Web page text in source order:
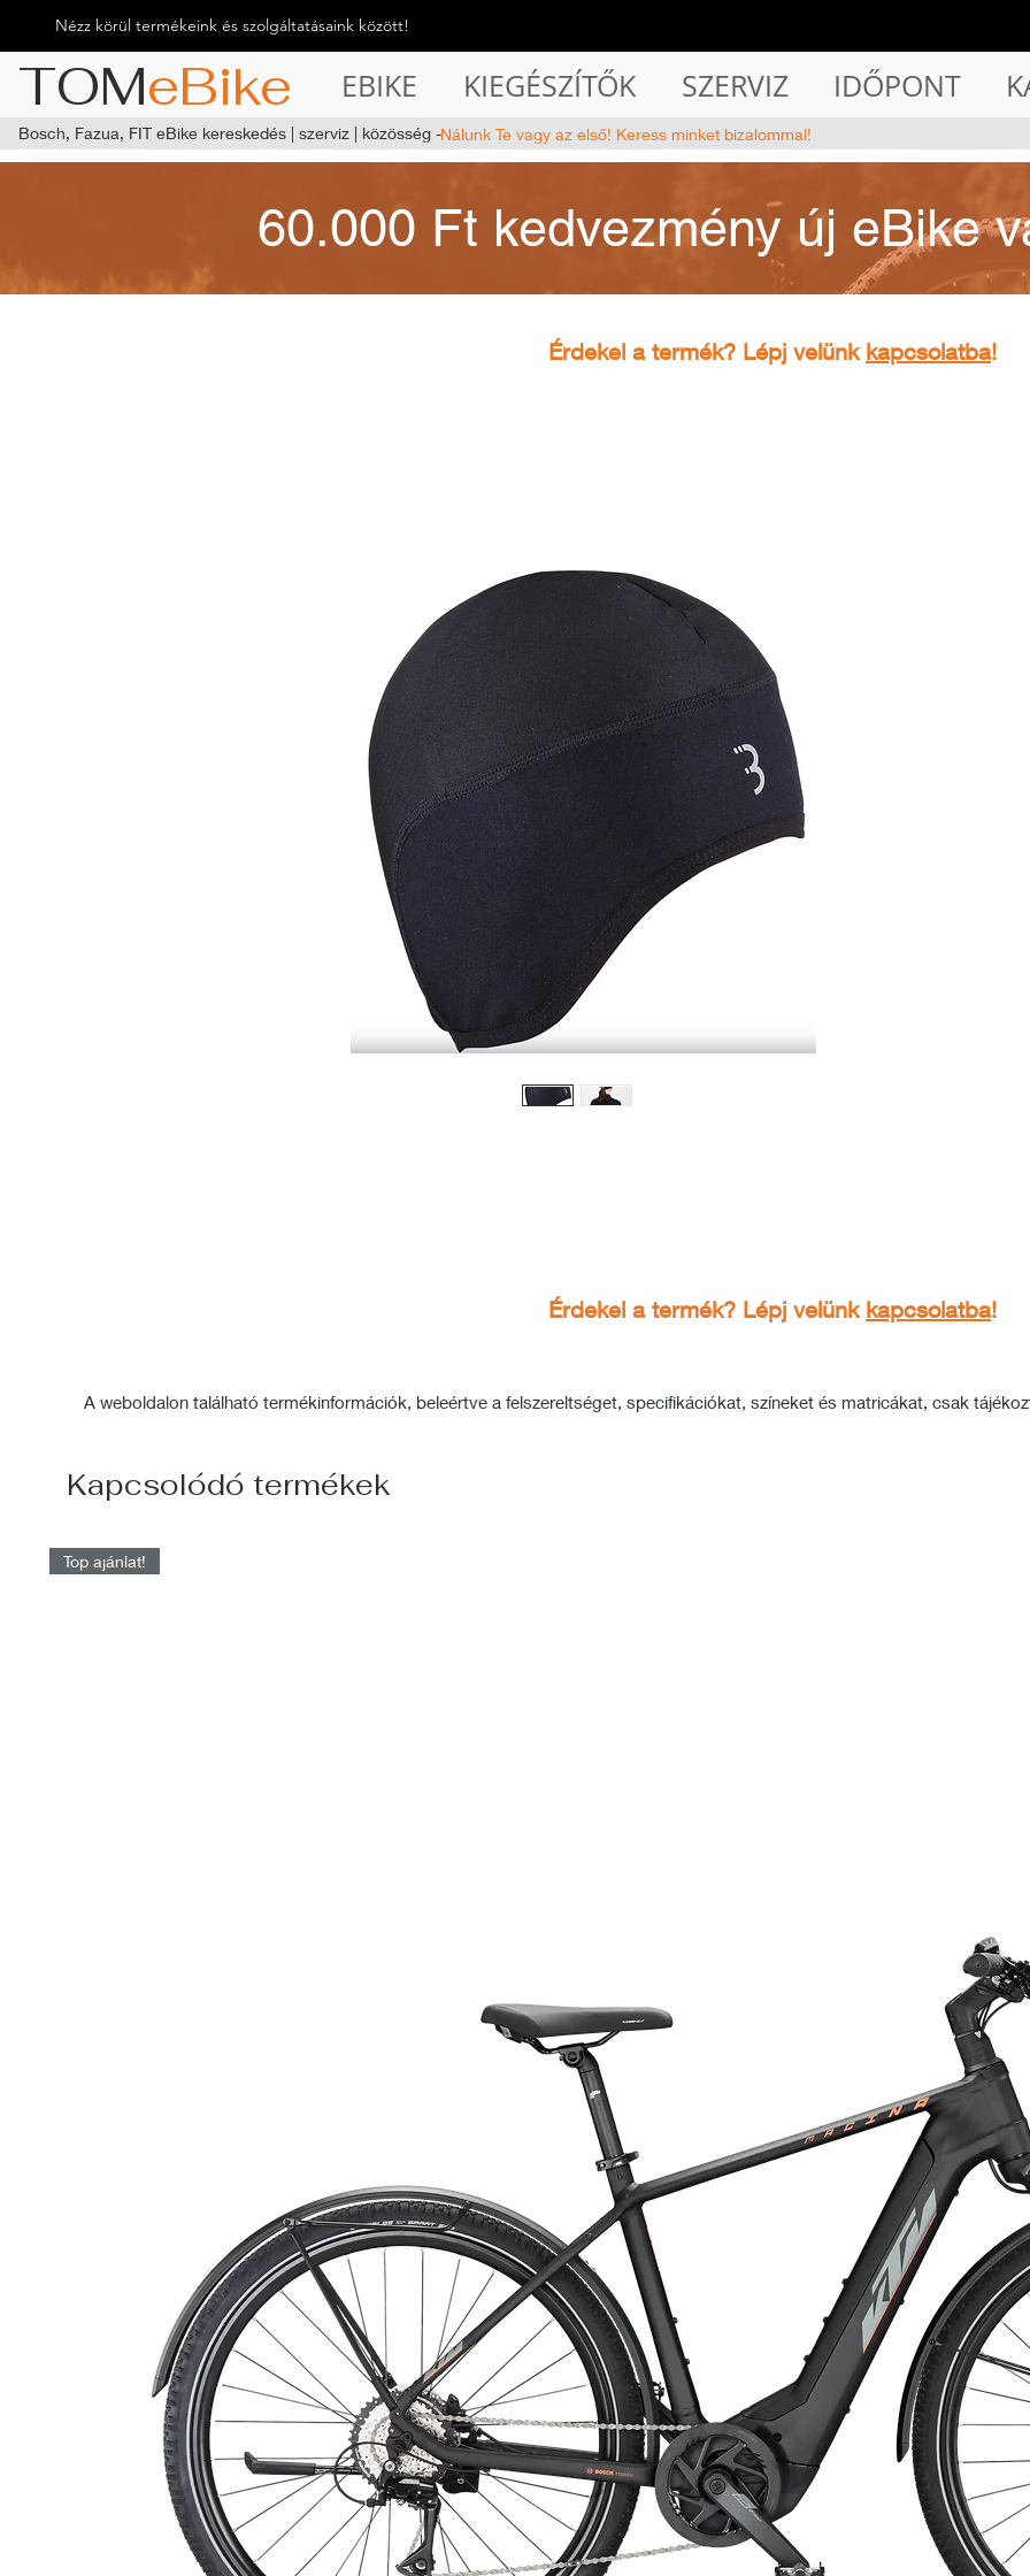
Nézz körül termékeink és szolgáltatásaink között!
EBIKE KIEGÉSZÍTŐK SZERVIZ IDŐPONT
Bosch, Fazua, FIT eBike kereskedés | szerviz | közösség -Nálunk Te vagy az első! Keress minket bizalommal!
TOMeBike
60.000 Ft kedvezmény új eBike
Érdekel a termék? Lépj velünk kapcsolatba!
Érdekel a termék? Lépj velünk kapcsolatba!
A weboldalon található termékinformációk, beleértve a felszereltséget, specifikációkat, színeket és matricákat, csak
Kapcsolódó termékek
Top ajánlat!